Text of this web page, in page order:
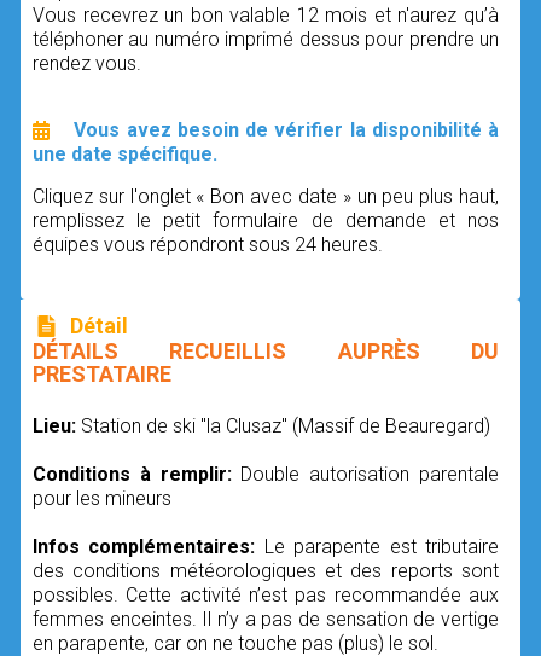
Vous recevrez un bon valable 12 mois et n'aurez qu’à
téléphoner au numéro imprimé dessus pour prendre un
rendez vous.
Vous avez besoin de vérifier la disponibilité à
une date spécifique.
Cliquez sur l'onglet « Bon avec date » un peu plus haut,
remplissez le petit formulaire de demande et nos
équipes vous répondront sous 24 heures.
Détail
DÉTAILS RECUEILLIS AUPRÈS DU
PRESTATAIRE
Lieu: Station de ski "la Clusaz" (Massif de Beauregard)
Conditions à remplir: Double autorisation parentale
pour les mineurs
Infos complémentaires: Le parapente est tributaire
des conditions météorologiques et des reports sont
possibles. Cette activité n’est pas recommandée aux
femmes enceintes. Il n’y a pas de sensation de vertige
en parapente, car on ne touche pas (plus) le sol.